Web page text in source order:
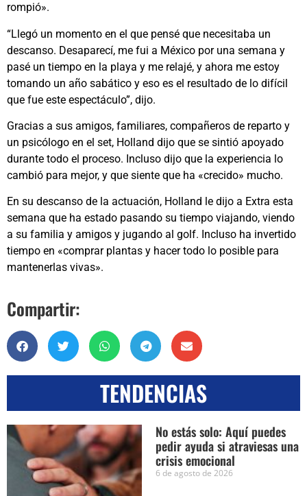
rompió».
“Llegó un momento en el que pensé que necesitaba un
descanso. Desaparecí, me fui a México por una semana y
pasé un tiempo en la playa y me relajé, y ahora me estoy
tomando un año sabático y eso es el resultado de lo difícil
que fue este espectáculo”, dijo.
Gracias a sus amigos, familiares, compañeros de reparto y
un psicólogo en el set, Holland dijo que se sintió apoyado
durante todo el proceso. Incluso dijo que la experiencia lo
cambió para mejor, y que siente que ha «crecido» mucho.
En su descanso de la actuación, Holland le dijo a Extra esta
semana que ha estado pasando su tiempo viajando, viendo
a su familia y amigos y jugando al golf. Incluso ha invertido
tiempo en «comprar plantas y hacer todo lo posible para
mantenerlas vivas».
Compartir:
TENDENCIAS
No estás solo: Aquí puedes
pedir ayuda si atraviesas una
crisis emocional
6 de agosto de 2026